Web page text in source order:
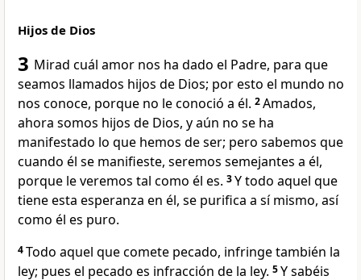
Hijos de Dios
3 Mirad cuál amor nos ha dado el Padre, para que
seamos llamados hijos de Dios; por esto el mundo no
nos conoce, porque no le conoció a él. 2Amados,
ahora somos hijos de Dios, y aún no se ha
manifestado lo que hemos de ser; pero sabemos que
cuando él se manifieste, seremos semejantes a él,
porque le veremos tal como él es. 3Y todo aquel que
tiene esta esperanza en él, se purifica a sí mismo, así
como él es puro.
4Todo aquel que comete pecado, infringe también la
ley; pues el pecado es infracción de la ley. 5Y sabéis